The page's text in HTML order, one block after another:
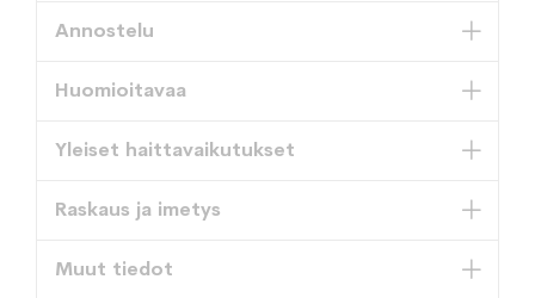
Annostelu
Huomioitavaa
Yleiset haittavaikutukset
Raskaus ja imetys
Muut tiedot